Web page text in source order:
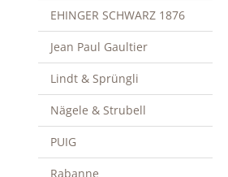
EHINGER SCHWARZ 1876
Jean Paul Gaultier
Lindt & Sprüngli
Nägele & Strubell
PUIG
Rabanne